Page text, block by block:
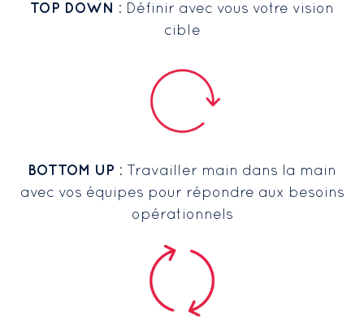
TOP DOWN
: Définir avec vous votre vision
cible
BOTTOM UP : Travailler main dans la main
avec vos équipes pour répondre aux besoins
opérationnels